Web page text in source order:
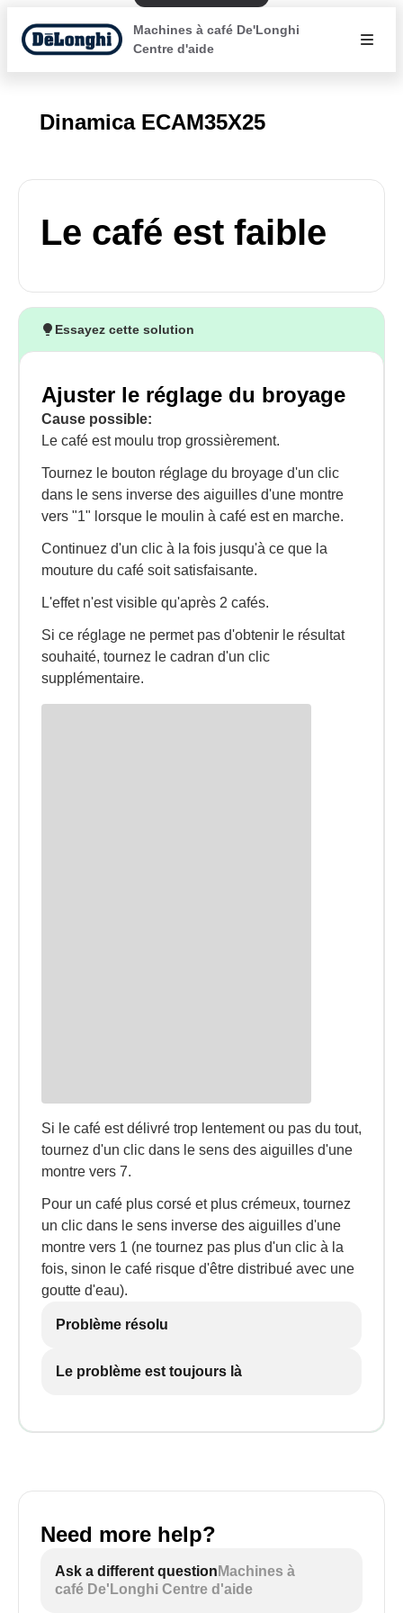
Machines à café De'Longhi
Centre d'aide
Dinamica ECAM35X25
Le café est faible
Essayez cette solution
Ajuster le réglage du broyage
Cause possible:
Le café est moulu trop grossièrement.
Tournez le bouton réglage du broyage d'un clic
dans le sens inverse des aiguilles d'une montre
vers "1" lorsque le moulin à café est en marche.
Continuez d'un clic à la fois jusqu'à ce que la
mouture du café soit satisfaisante.
L'effet n'est visible qu'après 2 cafés.
Si ce réglage ne permet pas d'obtenir le résultat
souhaité, tournez le cadran d'un clic
supplémentaire.
Si le café est délivré trop lentement ou pas du tout,
tournez d'un clic dans le sens des aiguilles d'une
montre vers 7.
Pour un café plus corsé et plus crémeux, tournez
un clic dans le sens inverse des aiguilles d'une
montre vers 1 (ne tournez pas plus d'un clic à la
fois, sinon le café risque d'être distribué avec une
goutte d'eau).
Problème résolu
Le problème est toujours là
Need more help?
Ask a different question Machines à
café De'Longhi Centre d'aide